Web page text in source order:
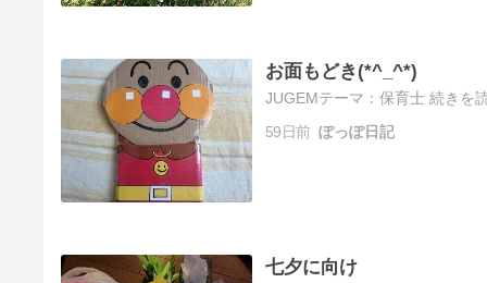
お面もどき(*^_^*)
JUGEMテーマ：保育士 続きを
59日前 ぽっぽ日記
七夕に向け